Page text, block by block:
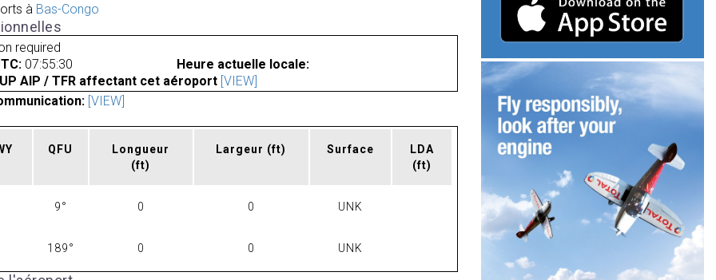
à Bas-Congo
required
07:55:30
Heure actuelle locale:
AIP / TFR affectant cet aéroport [VIEW]
[VIEW]
QFU
Longueur
(ft)
Largeur (ft) Surface
LDA
(ft)
9° 0 0 UNK
189° 0 0 UNK